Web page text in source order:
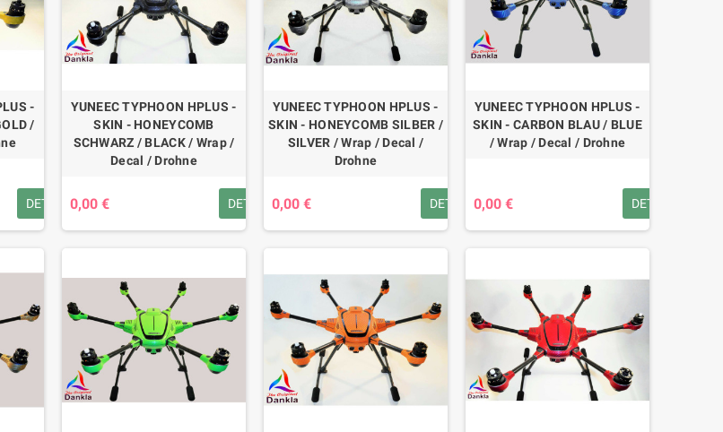
-
/
DETAILS
YUNEEC TYPHOON HPLUS -
SKIN - HONEYCOMB
SCHWARZ / BLACK / Wrap /
Decal / Drohne
0,00 € DETAILS
YUNEEC TYPHOON HPLUS -
SKIN - HONEYCOMB SILBER /
SILVER / Wrap / Decal /
Drohne
0,00 € DETAILS
YUNEEC TYPHOON HPLUS -
SKIN - CARBON BLAU / BLUE
/ Wrap / Decal / Drohne
0,00 € DETAILS